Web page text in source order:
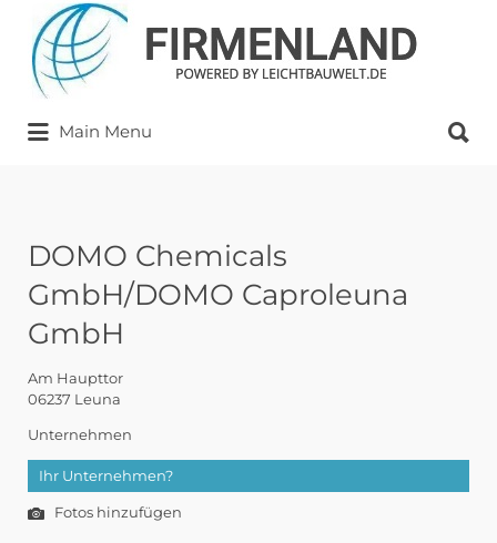
Suchen
nach:
Main Menu
nach:
DOMO Chemicals
GmbH/DOMO Caproleuna
GmbH
Am Haupttor
06237 Leuna
Unternehmen
Ihr Unternehmen?
Fotos hinzufügen